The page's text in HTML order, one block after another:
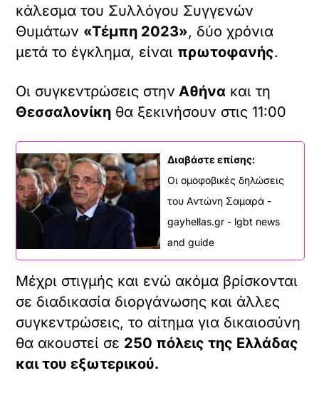
κάλεσμα του Συλλόγου Συγγενών
Θυμάτων «Τέμπη 2023», δύο χρόνια
μετά το έγκλημα, είναι πρωτοφανής.
Οι συγκεντρώσεις στην Αθήνα και τη
Θεσσαλονίκη θα ξεκινήσουν στις 11:00
Διαβάστε επίσης:
Οι ομοφοβικές δηλώσεις
του Αντώνη Σαμαρά -
gayhellas.gr - lgbt news
and guide
Μέχρι στιγμής και ενώ ακόμα βρίσκονται
σε διαδικασία διοργάνωσης και άλλες
συγκεντρώσεις, το αίτημα για δικαιοσύνη
θα ακουστεί σε 250 πόλεις της Ελλάδας
και του εξωτερικού.